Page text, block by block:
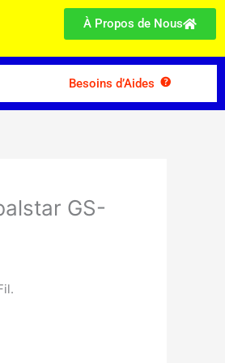
À Propos de Nous
Besoins d’Aides
GS-